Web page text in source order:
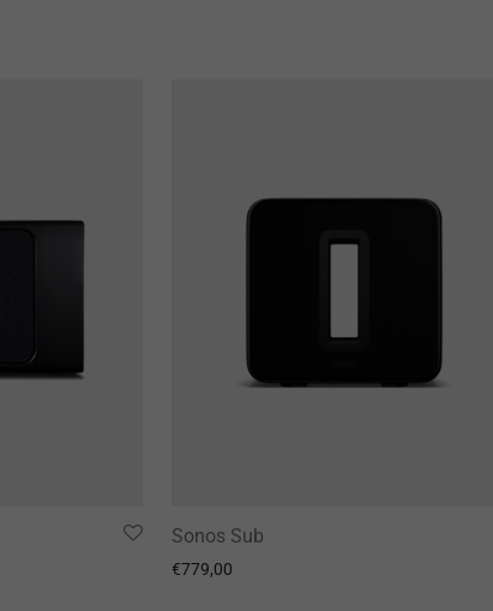
Sonos Sub
€779,00